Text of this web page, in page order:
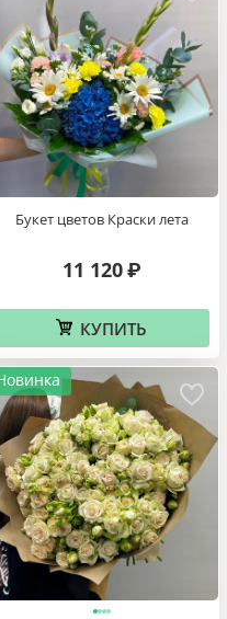
Корзина роз и гортензий
Пудровая Симфония
20 650₽
КУПИТЬ
Букет цветов Краски лета
11 120₽
КУПИТЬ